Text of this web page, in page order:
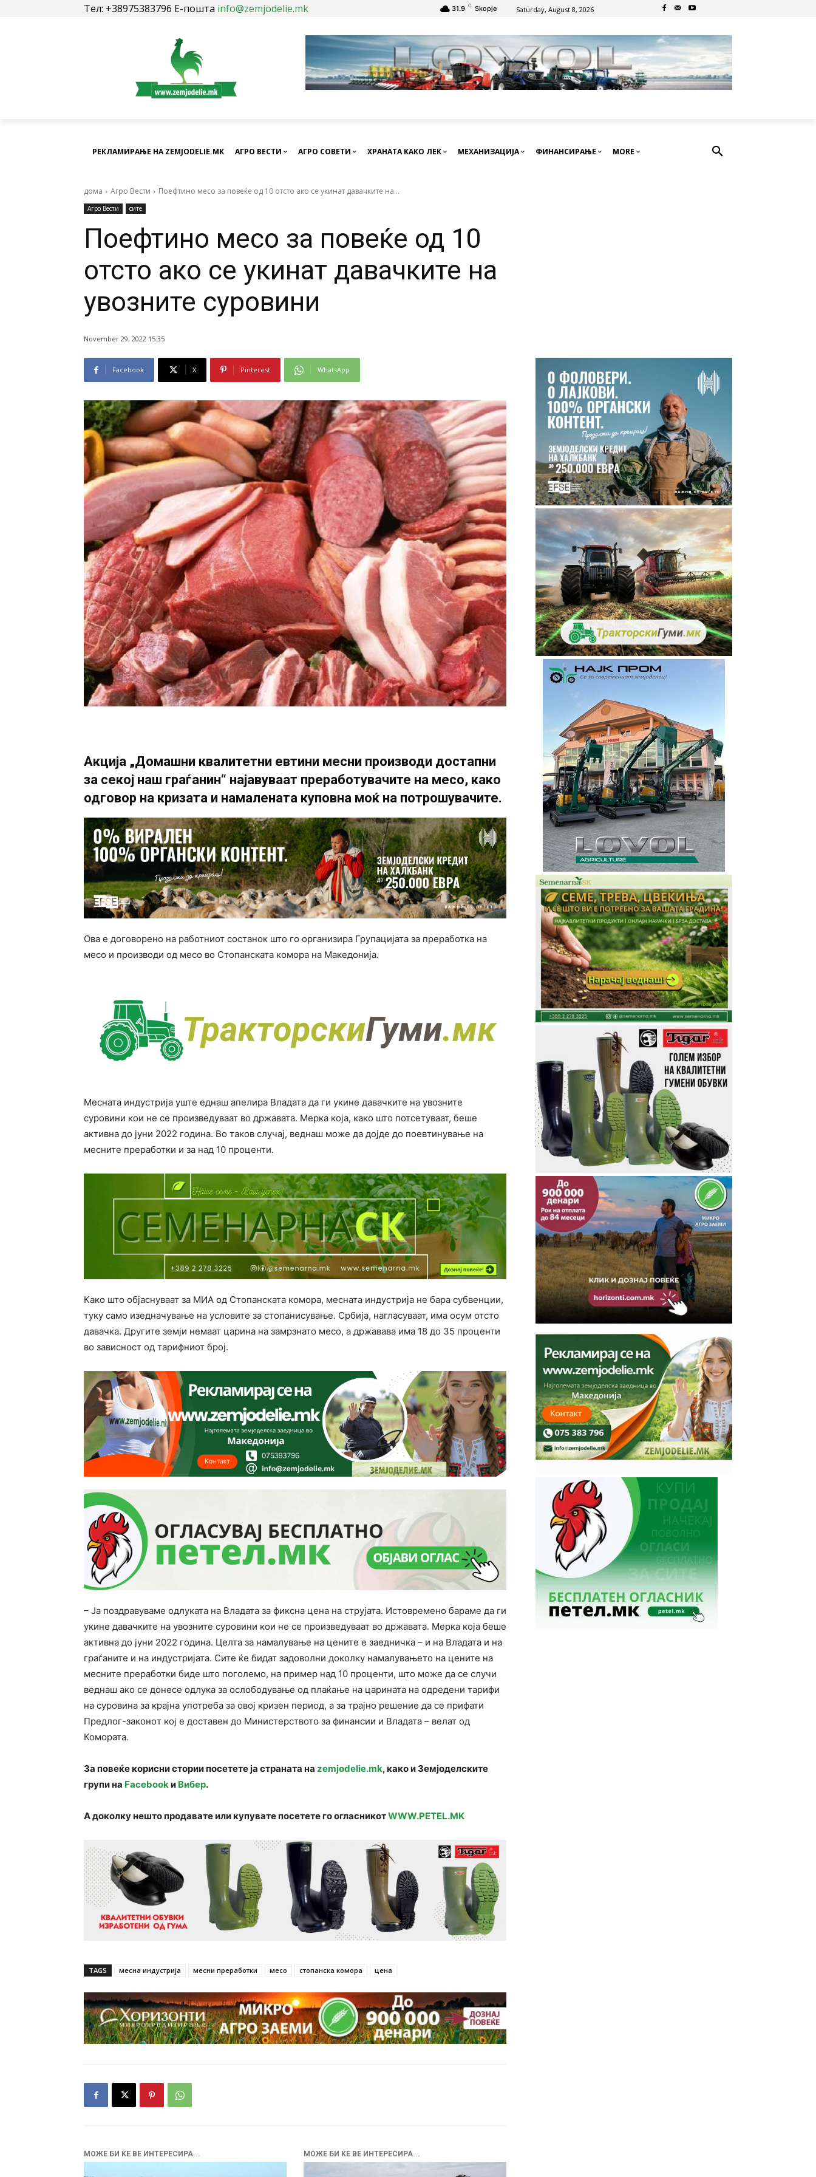
Тел: +38975383796 Е-пошта info@zemjodelie.mk 31.9 C Skopje Saturday, August 8, 2026
РЕКЛАМИРАЊЕ НА ZEMJODELIE.MK АГРО ВЕСТИ АГРО СОВЕТИ ХРАНАТА КАКО ЛЕК МЕХАНИЗАЦИЈА ФИНАНСИРАЊЕ MORE
дома Агро Вести Поефтино месо за повеќе од 10 отсто ако се укинат давачките на...
Агро Вести сите
Поефтино месо за повеќе од 10
отсто ако се укинат давачките на
увозните суровини
November 29, 2022 15:35
Facebook X Pinterest WhatsApp
Акција „Домашни квалитетни евтини месни производи достапни
за секој наш граѓанин“ најавуваат преработувачите на месо, како
одговор на кризата и намалената куповна моќ на потрошувачите.
Ова е договорено на работниот состанок што го организира Групацијата за преработка на
месо и производи од месо во Стопанската комора на Македонија.
Месната индустрија уште еднаш апелира Владата да ги укине давачките на увозните
суровини кои не се произведуваат во државата. Мерка која, како што потсетуваат, беше
активна до јуни 2022 година. Во таков случај, веднаш може да дојде до поевтинување на
месните преработки и за над 10 проценти.
Како што објаснуваат за МИА од Стопанската комора, месната индустрија не бара субвенции,
туку само изедначување на условите за стопанисување. Србија, нагласуваат, има осум отсто
давачка. Другите земји немаат царина на замрзнато месо, а државава има 18 до 35 проценти
во зависност од тарифниот број.
– Ја поздравуваме одлуката на Владата за фиксна цена на струјата. Истовремено бараме да ги
укине давачките на увозните суровини кои не се произведуваат во државата. Мерка која беше
активна до јуни 2022 година. Целта за намалување на цените е заедничка – и на Владата и на
граѓаните и на индустријата. Сите ќе бидат задоволни доколку намалувањето на цените на
месните преработки бидe што поголемo, на пример над 10 проценти, што може да се случи
веднаш ако се донесе одлука за ослободување од плаќање на царината на одредени тарифи
на суровина за крајна употреба за овој кризен период, а за трајно решение да се прифати
Предлог-законoт кој е доставен до Министерството за финансии и Владата – велат од
Комората.
За повеќе корисни стории посетете ја страната на zemjodelie.mk, како и Земјоделските
групи на Facebook и Вибер.
А доколку нешто продавате или купувате посетете го огласникотWWW.PETEL.MK
TAGS месна индустрија месни преработки месо стопанска комора цена
МОЖЕ БИ ЌЕ ВЕ ИНТЕРЕСИРА... МОЖЕ БИ ЌЕ ВЕ ИНТЕРЕСИРА...